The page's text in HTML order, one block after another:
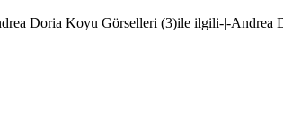
Doria Koyu Görselleri (3)ile ilgili-|-